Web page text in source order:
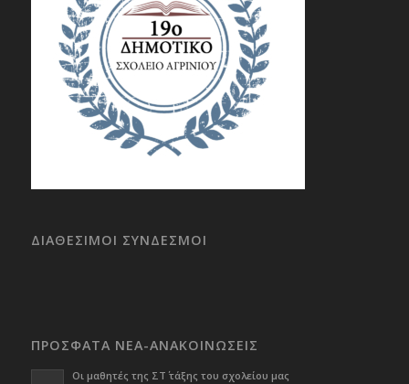
ΔΙΑΘΕΣΙΜΟΙ ΣΥΝΔΕΣΜΟΙ
ΠΡΟΣΦΑΤΑ ΝΕΑ-ΑΝΑΚΟΙΝΩΣΕΙΣ
Οι μαθητές της ΣΤ΄ τάξης του σχολείου μας